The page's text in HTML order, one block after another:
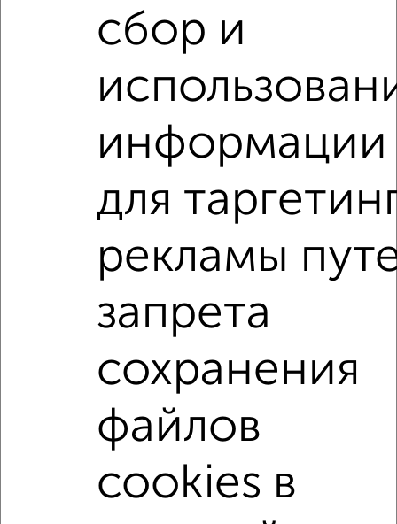
1-к квартира, вторичка, 32м², 4/5 этаж
за м²
Металлургический район, Липецкая 23
Агентство, 05.08.2026
1-к квартиры
Металлургический район на улице 60-летия Октября
не первый этаж не последний этаж
с центральным отоплением Вторичное жилье
в панельном доме с раздельным санузлом
Цена до 3 000 000 руб. площадью до 40 м²
Рядом с парком С бытовой техникой
В экологически чистом районе
сбор и
информации
для
рекламы
запрета
сохранения
файлов
cookies в